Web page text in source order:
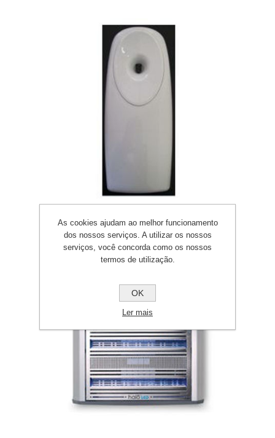
As cookies ajudam ao melhor funcionamento
dos nossos serviços. A utilizar os nossos
serviços, você concorda como os nossos
termos de utilização.
OK
Ler mais